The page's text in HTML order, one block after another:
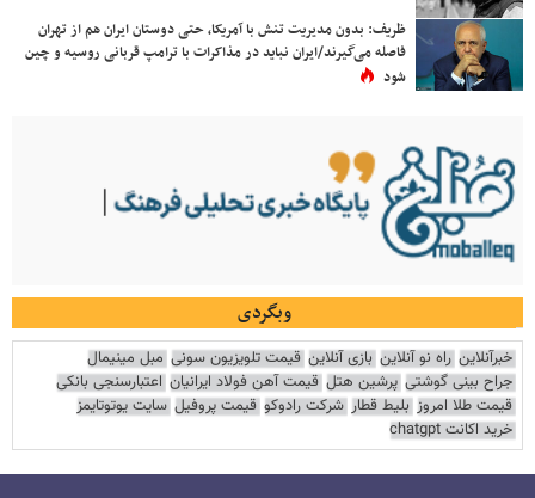
ظریف: بدون مدیریت تنش با آمریکا، حتی دوستان ایران هم از تهران
فاصله می‌گیرند/ایران نباید در مذاکرات با ترامپ قربانی روسیه و چین
شود
وبگردی
خبرآنلاین راه نو آنلاین بازی آنلاین قیمت تلویزیون سونی مبل مینیمال
جراح بینی گوشتی پرشین هتل قیمت آهن فولاد ایرانیان اعتبارسنجی بانکی
قیمت طلا امروز بلیط قطار شرکت رادوکو قیمت پروفیل سایت یوتوتایمز
خرید اکانت chatgpt